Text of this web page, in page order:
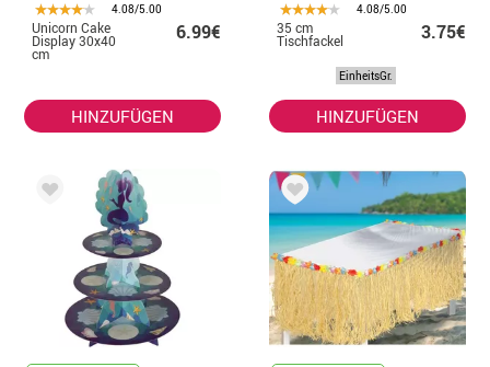
4.08/5.00
Unicorn Cake
Display 30x40
cm
6.99€
HINZUFÜGEN
4.08/5.00
35 cm
Tischfackel 3.75€
EinheitsGr.
HINZUFÜGEN